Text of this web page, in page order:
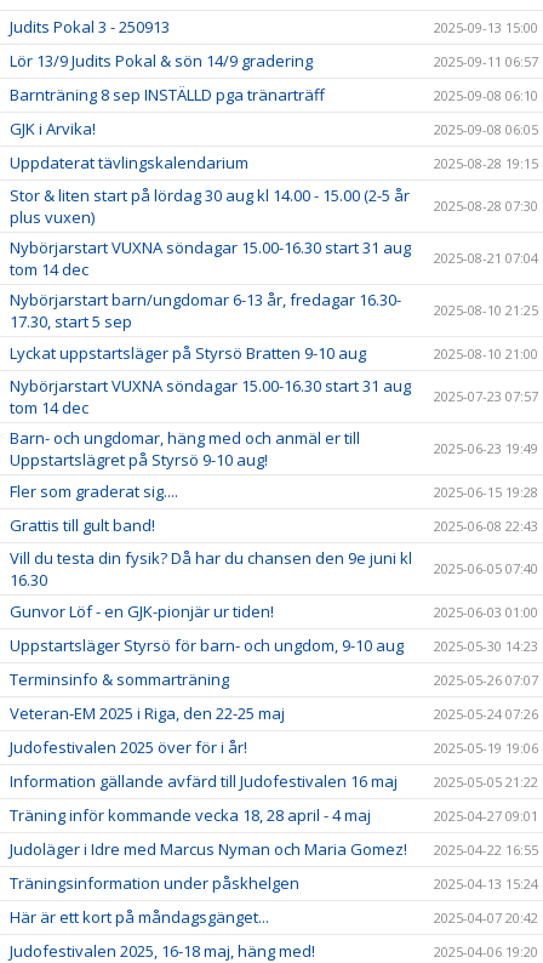
Judits Pokal 3 - 250913 2025-09-13 15:00
Lör 13/9 Judits Pokal & sön 14/9 gradering 2025-09-11 06:57
Barnträning 8 sep INSTÄLLD pga tränarträff 2025-09-08 06:10
GJK i Arvika! 2025-09-08 06:05
Uppdaterat tävlingskalendarium 2025-08-28 19:15
Stor & liten start på lördag 30 aug kl 14.00 - 15.00 (2-5 år
plus vuxen)
2025-08-28 07:30
Nybörjarstart VUXNA söndagar 15.00-16.30 start 31 aug
tom 14 dec
2025-08-21 07:04
Nybörjarstart barn/ungdomar 6-13 år, fredagar 16.30-
17.30, start 5 sep
2025-08-10 21:25
Lyckat uppstartsläger på Styrsö Bratten 9-10 aug 2025-08-10 21:00
Nybörjarstart VUXNA söndagar 15.00-16.30 start 31 aug
tom 14 dec
2025-07-23 07:57
Barn- och ungdomar, häng med och anmäl er till
Uppstartslägret på Styrsö 9-10 aug!
2025-06-23 19:49
Fler som graderat sig.... 2025-06-15 19:28
Grattis till gult band! 2025-06-08 22:43
Vill du testa din fysik? Då har du chansen den 9e juni kl
16.30
2025-06-05 07:40
Gunvor Löf - en GJK-pionjär ur tiden! 2025-06-03 01:00
Uppstartsläger Styrsö för barn- och ungdom, 9-10 aug 2025-05-30 14:23
Terminsinfo & sommarträning 2025-05-26 07:07
Veteran-EM 2025 i Riga, den 22-25 maj 2025-05-24 07:26
Judofestivalen 2025 över för i år! 2025-05-19 19:06
Information gällande avfärd till Judofestivalen 16 maj 2025-05-05 21:22
Träning inför kommande vecka 18, 28 april - 4 maj 2025-04-27 09:01
Judoläger i Idre med Marcus Nyman och Maria Gomez! 2025-04-22 16:55
Träningsinformation under påskhelgen 2025-04-13 15:24
Här är ett kort på måndagsgänget... 2025-04-07 20:42
Judofestivalen 2025, 16-18 maj, häng med! 2025-04-06 19:20